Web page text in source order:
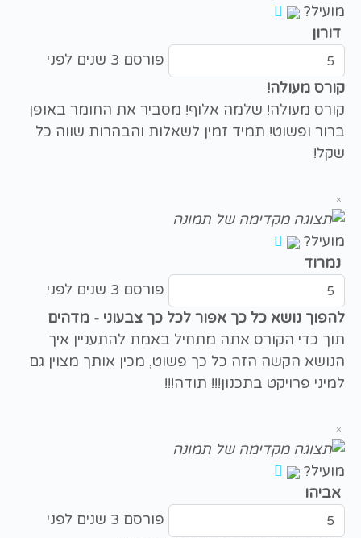
מועיל?
דורון
פורסם 3 שנים לפני
קורס מעולה!
קורס מעולה! שלמה אלוף! מסביר את החומר באופן
ברור ופשוט! תמיד זמין לשאלות והבהרות שווה כל
שקל!
×
מועיל?
נמרוד
פורסם 3 שנים לפני
להפוך נושא כל כך אפור לכל כך צבעוני - מדהים
תוך כדי הקורס אתה מתחיל באמת להתעניין איך
הנושא הקשה הזה כל כך פשוט, מכין אותך מצוין גם
למיני פרויקט בתכנון!!! תודה!!!
×
מועיל?
אביהו
פורסם 3 שנים לפני